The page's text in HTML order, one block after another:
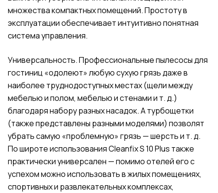
множества компактных помещений. Простоту в
эксплуатации обеспечивает интуитивно понятная
система управления.
Универсальность. Профессиональные пылесосы для
гостиниц «одолеют» любую сухую грязь даже в
наиболее труднодоступных местах (щели между
мебелью и полом, мебелью и стенами и т. д.)
благодаря набору разных насадок. А турбощетки
(также представлены разными моделями) позволят
убрать самую «проблемную» грязь — шерсть и т. д.
По широте использования Cleanfix S 10 Plus также
практически универсален — помимо отелей его с
успехом можно использовать в жилых помещениях,
спортивных и развлекательных комплексах,